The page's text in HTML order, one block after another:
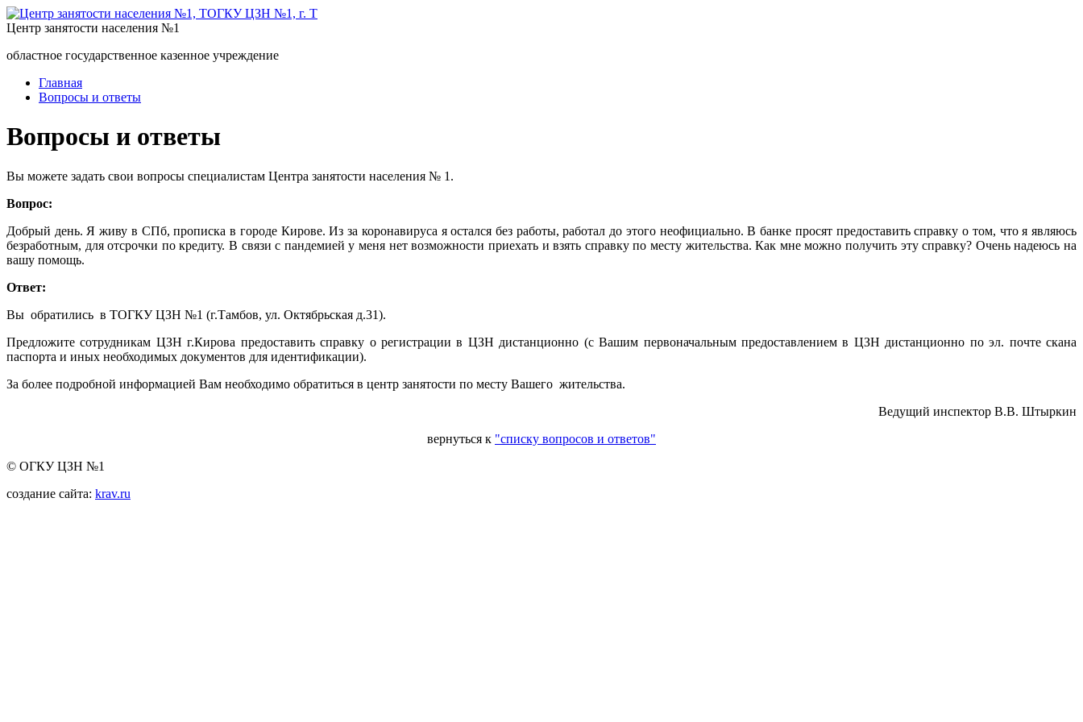
Центр занятости населения №1
областное государственное казенное учреждение
Главная
Вопросы и ответы
Вопросы и ответы
Вы можете задать свои вопросы специалистам Центра занятости населения № 1.
Вопрос:
Добрый день. Я живу в СПб, прописка в городе Кирове. Из за коронавируса я остался без работы, работал до этого неофициально. В банке просят предоставить справку о том, что я являюсь
безработным, для отсрочки по кредиту. В связи с пандемией у меня нет возможности приехать и взять справку по месту жительства. Как мне можно получить эту справку? Очень надеюсь на
вашу помощь.
Ответ:
Вы обратились в ТОГКУ ЦЗН №1 (г.Тамбов, ул. Октябрьская д.31).
Предложите сотрудникам ЦЗН г.Кирова предоставить справку о регистрации в ЦЗН дистанционно (с Вашим первоначальным предоставлением в ЦЗН дистанционно по эл. почте скана
паспорта и иных необходимых документов для идентификации).
За более подробной информацией Вам необходимо обратиться в центр занятости по месту Вашего жительства.
Ведущий инспектор В.В. Штыркин
вернуться к "списку вопросов и ответов"
© ОГКУ ЦЗН №1
создание сайта: krav.ru